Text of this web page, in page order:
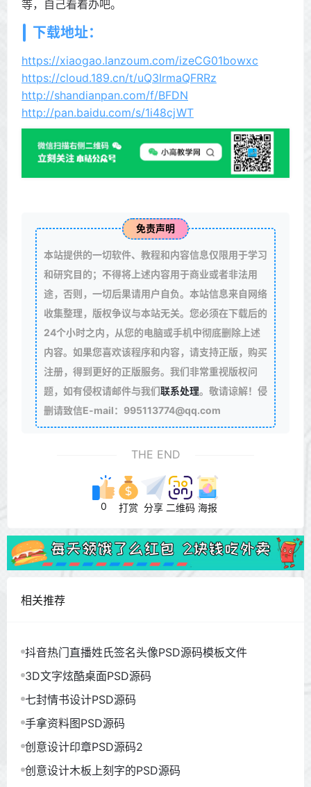
等，自己看着办吧。
下载地址：
https://xiaogao.lanzoum.com/izeCG01bowxc
https://cloud.189.cn/t/uQ3IrmaQFRRz
http://shandianpan.com/f/BFDN
http://pan.baidu.com/s/1i48cjWT
免责声明
本站提供的一切软件、教程和内容信息仅限用于学习
和研究目的；不得将上述内容用于商业或者非法用
途，否则，一切后果请用户自负。本站信息来自网络
收集整理，版权争议与本站无关。您必须在下载后的
24个小时之内，从您的电脑或手机中彻底删除上述
内容。如果您喜欢该程序和内容，请支持正版，购买
注册，得到更好的正版服务。我们非常重视版权问
题，如有侵权请邮件与我们联系处理。敬请谅解！侵
删请致信E-mail：995113774@qq.com
THE END
0 打赏 分享 二维码 海报
相关推荐
抖音热门直播姓氏签名头像PSD源码模板文件
3D文字炫酷桌面PSD源码
七封情书设计PSD源码
手拿资料图PSD源码
创意设计印章PSD源码2
创意设计木板上刻字的PSD源码